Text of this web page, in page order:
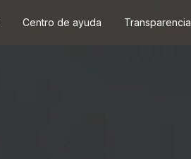
Centro de ayuda Transparencia